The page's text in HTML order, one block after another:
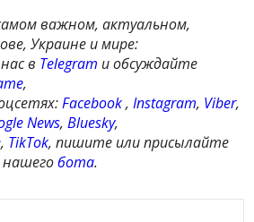
важном, актуальном,
Украине и мире:
в Telegram и обсуждайте
,
Facebook,Instagram, Viber,
News,Bluesky,
, TikTok, пишите или присылайте
нашегобота.